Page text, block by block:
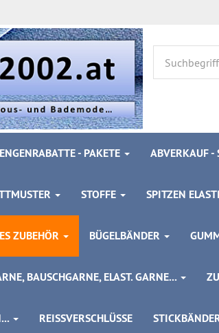
- PAKETE ABVERKAUF -
STOFFE SPITZEN
ZUBEHÖR BÜGELBÄNDER
BAUSCHGARNE, ELAST. GARNE...
REISSVERSCHLÜSSE